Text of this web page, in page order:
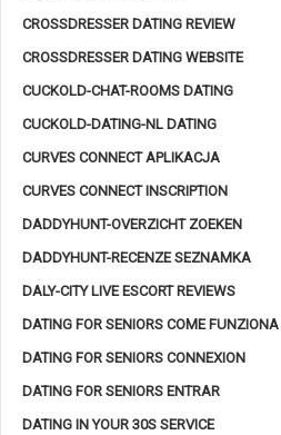
CROSSDRESSER DATING REVIEW
CROSSDRESSER DATING WEBSITE
CUCKOLD-CHAT-ROOMS DATING
CUCKOLD-DATING-NL DATING
CURVES CONNECT APLIKACJA
CURVES CONNECT INSCRIPTION
DADDYHUNT-OVERZICHT ZOEKEN
DADDYHUNT-RECENZE SEZNAMKA
DALY-CITY LIVE ESCORT REVIEWS
DATING FOR SENIORS COME FUNZIONA
DATING FOR SENIORS CONNEXION
DATING FOR SENIORS ENTRAR
DATING IN YOUR 30S SERVICE